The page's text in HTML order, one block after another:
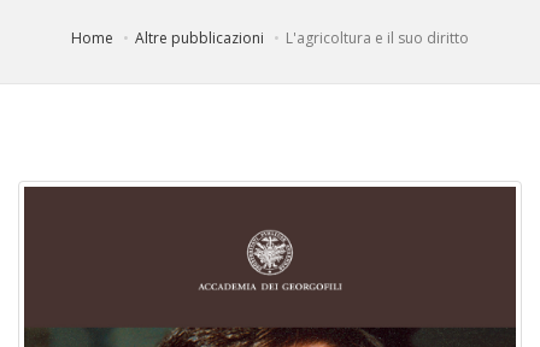
Home Altre pubblicazioni L'agricoltura e il suo diritto